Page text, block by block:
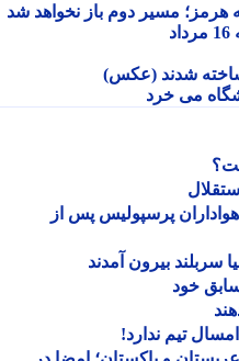
مسیر دوم باز نخواهد شد
شدند (عکس)
می خرد
پرسپولیس پس از
خود
تیم ندارد!